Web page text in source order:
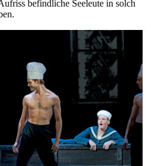
befindliche Seeleute in solch